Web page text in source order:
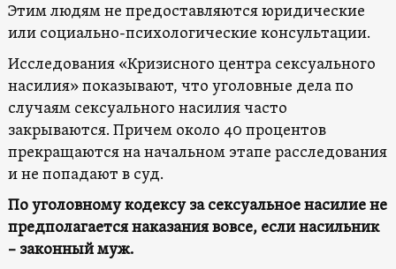
Этим людям не предоставляются юридические
или социально-психологические консультации.
Исследования «Кризисного центра сексуального
насилия» показывают, что уголовные дела по
случаям сексуального насилия часто
закрываются. Причем около 40 процентов
прекращаются на начальном этапе расследования
и не попадают в суд.
По уголовному кодексу за сексуальное насилие не
предполагается наказания вовсе, если насильник
– законный муж.